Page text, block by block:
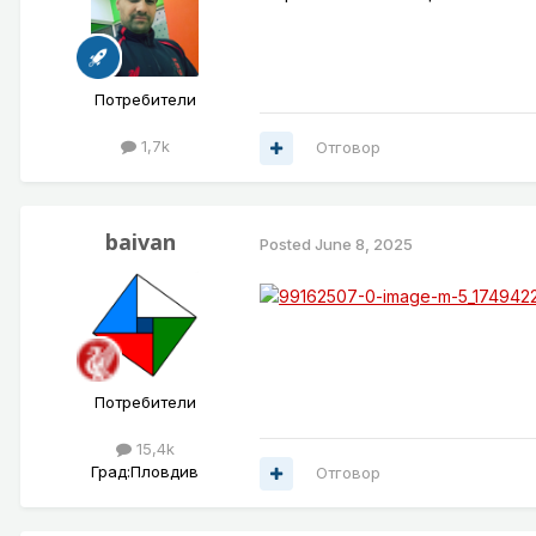
Потребители
1,7k Отговор
baivan
Потребители
15,4k
Град:Пловдив
Posted June 8, 2025
Отговор